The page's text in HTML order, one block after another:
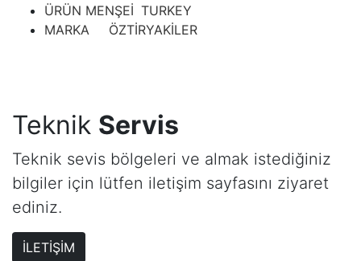
ÜRÜN MENŞEİ TURKEY
MARKA
ÖZTİRYAKİLER
Teknik Servis
Teknik sevis bölgeleri ve almak istediğiniz
bilgiler için lütfen iletişim sayfasını ziyaret
ediniz.
İLETİŞİM